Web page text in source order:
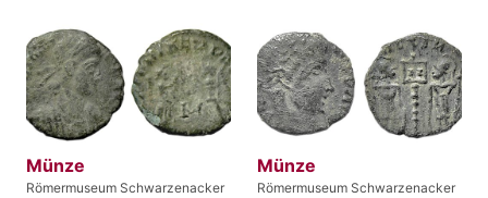
Münze
Römermuseum Schwarzenacker
Münze
Römermuseum Schwarzenacker